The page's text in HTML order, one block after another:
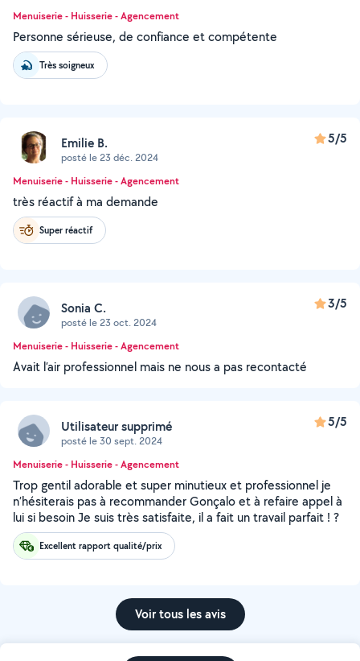
Menuiserie - Huisserie - Agencement
Personne sérieuse, de confiance et compétente
Très soigneux
Emilie B.
posté le 23 déc. 2024
5/5
Menuiserie - Huisserie - Agencement
très réactif à ma demande
Super réactif
Sonia C.
posté le 23 oct. 2024
3/5
Menuiserie - Huisserie - Agencement
Avait l’air professionnel mais ne nous a pas recontacté
Utilisateur supprimé
posté le 30 sept. 2024
5/5
Menuiserie - Huisserie - Agencement
Trop gentil adorable et super minutieux et professionnel je
n’hésiterais pas à recommander Gonçalo et à refaire appel à
lui si besoin Je suis très satisfaite, il a fait un travail parfait ! ?
Excellent rapport qualité/prix
Voir tous les avis